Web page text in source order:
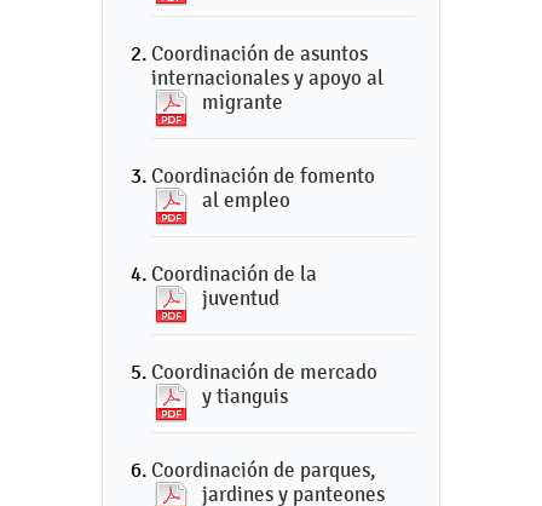
Coordinación de asuntos
internacionales y apoyo al
migrante
Coordinación de fomento
al empleo
Coordinación de la
juventud
Coordinación de mercado
y tianguis
Coordinación de parques,
jardines y panteones